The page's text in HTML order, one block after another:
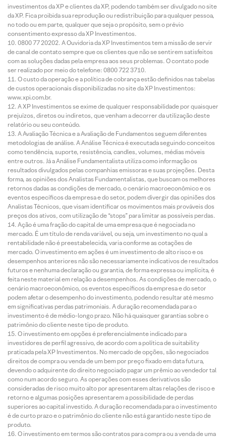
investimentos da XP e clientes da XP, podendo também ser divulgado no site
da XP. Fica proibida sua reprodução ou redistribuição para qualquer pessoa,
no todo ou em parte, qualquer que seja o propósito, sem o prévio
consentimento expresso da XP Investimentos.
0800 77 20202. A Ouvidoria da XP Investimentos tem a missão de servir
de canal de contato sempre que os clientes que não se sentirem satisfeitos
com as soluções dadas pela empresa aos seus problemas. O contato pode
ser realizado por meio do telefone: 0800 722 3710.
O custo da operação e a política de cobrança estão definidos nas tabelas
de custos operacionais disponibilizadas no site da XP Investimentos:
www.xpi.com.br.
A XP Investimentos se exime de qualquer responsabilidade por quaisquer
prejuízos, diretos ou indiretos, que venham a decorrer da utilização deste
relatório ou seu conteúdo.
A Avaliação Técnica e a Avaliação de Fundamentos seguem diferentes
metodologias de análise. A Análise Técnica é executada seguindo conceitos
como tendência, suporte, resistência, candles, volumes, médias móveis
entre outros. Já a Análise Fundamentalista utiliza como informação os
resultados divulgados pelas companhias emissoras e suas projeções. Desta
forma, as opiniões dos Analistas Fundamentalistas, que buscam os melhores
retornos dadas as condições de mercado, o cenário macroeconômico e os
eventos específicos da empresa e do setor, podem divergir das opiniões dos
Analistas Técnicos, que visam identificar os movimentos mais prováveis dos
preços dos ativos, com utilização de “stops” para limitar as possíveis perdas.
Ação é uma fração do capital de uma empresa que é negociada no
mercado. É um título de renda variável, ou seja, um investimento no qual a
rentabilidade não é preestabelecida, varia conforme as cotações de
mercado. O investimento em ações é um investimento de alto risco e os
desempenhos anteriores não são necessariamente indicativos de resultados
futuros e nenhuma declaração ou garantia, de forma expressa ou implícita, é
feita neste material em relação a desempenhos. As condições de mercado, o
cenário macroeconômico, os eventos específicos da empresa e do setor
podem afetar o desempenho do investimento, podendo resultar até mesmo
em significativas perdas patrimoniais. A duração recomendada para o
investimento é de médio-longo prazo. Não há quaisquer garantias sobre o
patrimônio do cliente neste tipo de produto.
O investimento em opções é preferencialmente indicado para
investidores de perfil agressivo, de acordo com a política de suitability
praticada pela XP Investimentos. No mercado de opções, são negociados
direitos de compra ou venda de um bem por preço fixado em data futura,
devendo o adquirente do direito negociado pagar um prêmio ao vendedor tal
como num acordo seguro. As operações com esses derivativos são
consideradas de risco muito alto por apresentarem altas relações de risco e
retorno e algumas posições apresentarem a possibilidade de perdas
superiores ao capital investido. A duração recomendada para o investimento
é de curto prazo e o patrimônio do cliente não está garantido neste tipo de
produto.
O investimento em termos são contratos para compra ou a venda de uma